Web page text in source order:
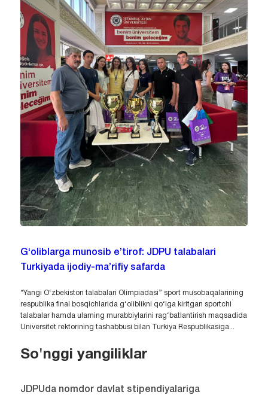
G‘oliblarga munosib e’tirof: JDPU talabalari
Turkiyada ijodiy-ma’rifiy safarda
“Yangi O‘zbekiston talabalari Olimpiadasi” sport musobaqalarining
respublika final bosqichlarida g‘oliblikni qo‘lga kiritgan sportchi
talabalar hamda ularning murabbiylarini rag‘batlantirish maqsadida
Universitet rektorining tashabbusi bilan Turkiya Respublikasiga...
So'nggi yangiliklar
JDPUda nomdor davlat stipendiyalariga